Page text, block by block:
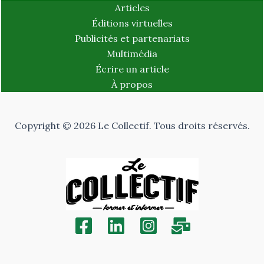
Articles
Éditions virtuelles
Publicités et partenariats
Multimédia
Écrire un article
À propos
Copyright © 2026 Le Collectif. Tous droits réservés.